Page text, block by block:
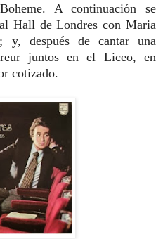
A continuación se
Hall de Londres con Maria
y, después de cantar una
juntos en el Liceo, en
cotizado.